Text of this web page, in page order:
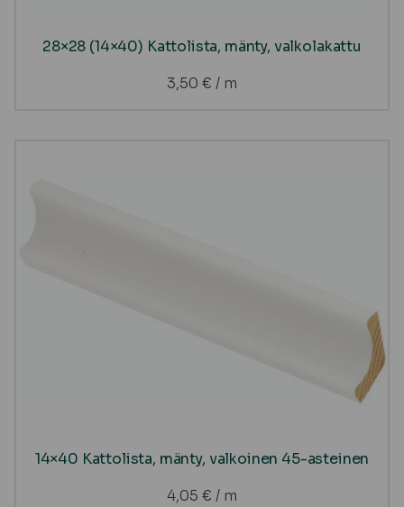
28×28 (14×40) Kattolista, mänty, valkolakattu
3,50 € / m
14×40 Kattolista, mänty, valkoinen 45-asteinen
4,05 € / m